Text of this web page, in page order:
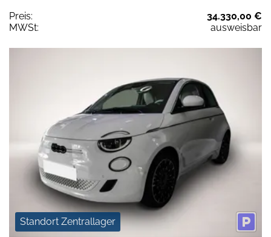
Preis:
34.330,00 €
MWSt:
ausweisbar
Standort Zentrallager